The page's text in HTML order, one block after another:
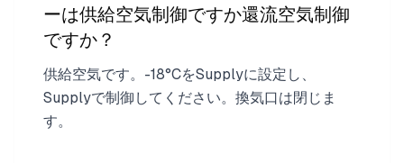
ーは供給空気制御ですか還流空気制御
ですか？
供給空気です。-18°CをSupplyに設定し、
Supplyで制御してください。換気口は閉じま
す。